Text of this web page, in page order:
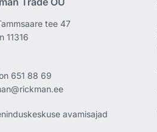
tee 47
11316
651 88 69
avamisajad